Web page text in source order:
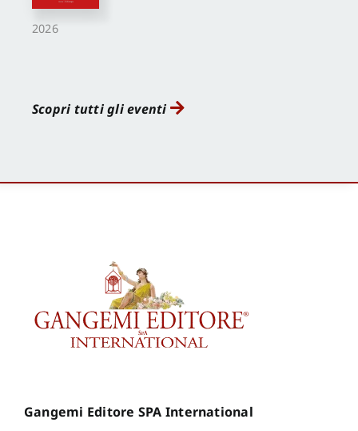
2026
Scopri tutti gli eventi
Gangemi Editore SPA International